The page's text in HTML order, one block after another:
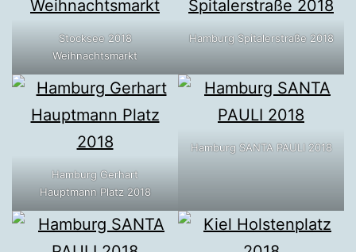
Stocksee 2018
Weihnachtsmarkt
Hamburg Spitalerstraße 2018
Hamburg Gerhart
Hauptmann Platz 2018
Hamburg SANTA PAULI 2018